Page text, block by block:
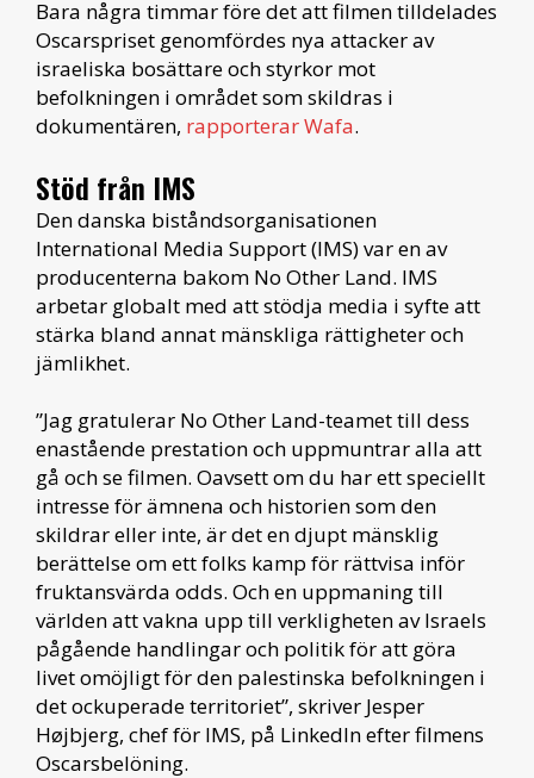
Bara några timmar före det att filmen tilldelades
Oscarspriset genomfördes nya attacker av
israeliska bosättare och styrkor mot
befolkningen i området som skildras i
dokumentären, rapporterar Wafa.
Stöd från IMS
Den danska biståndsorganisationen
International Media Support (IMS) var en av
producenterna bakom No Other Land. IMS
arbetar globalt med att stödja media i syfte att
stärka bland annat mänskliga rättigheter och
jämlikhet.
”Jag gratulerar No Other Land-teamet till dess
enastående prestation och uppmuntrar alla att
gå och se filmen. Oavsett om du har ett speciellt
intresse för ämnena och historien som den
skildrar eller inte, är det en djupt mänsklig
berättelse om ett folks kamp för rättvisa inför
fruktansvärda odds. Och en uppmaning till
världen att vakna upp till verkligheten av Israels
pågående handlingar och politik för att göra
livet omöjligt för den palestinska befolkningen i
det ockuperade territoriet”, skriver Jesper
Højbjerg, chef för IMS, på LinkedIn efter filmens
Oscarsbelöning.